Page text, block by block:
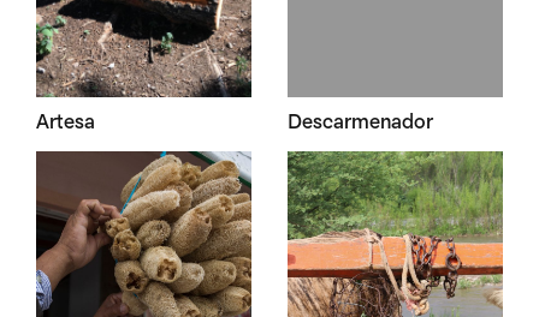
Artesa Descarmenador